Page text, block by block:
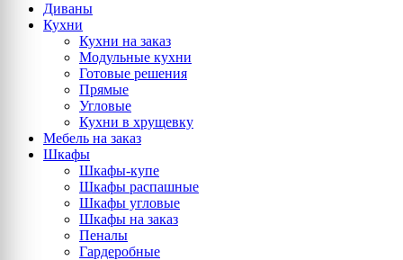
Диваны
Кухни
Кухни на заказ
Модульные кухни
Готовые решения
Прямые
Угловые
Кухни в хрущевку
Мебель на заказ
Шкафы
Шкафы-купе
Шкафы распашные
Шкафы угловые
Шкафы на заказ
Пеналы
Гардеробные